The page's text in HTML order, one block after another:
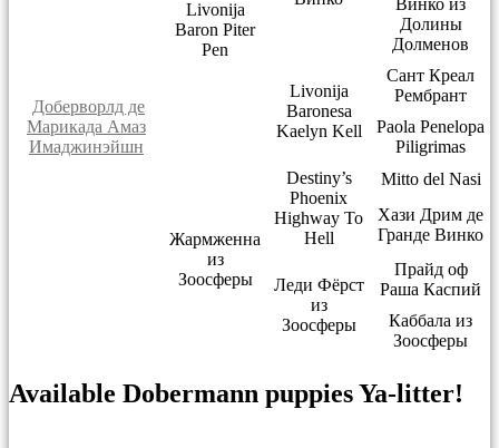
Доберворлд де
Марикада Амаз
Имаджинэйшн
Livonija
Baron Piter
Pen
Долины
Долменов
Livonija
Baronesa
Kaelyn Kell
Сант Креал
Рембрант
Paola Penelopa
Piligrimas
Жармженна
из
Зоосферы
Destiny’s
Phoenix
Highway To
Hell
Mitto del Nasi
Хази Дрим де
Гранде Винко
Леди Фёрст
из
Зоосферы
Прайд оф
Раша Каспий
Каббала из
Зоосферы
Available Dobermann puppies Ya-litter!